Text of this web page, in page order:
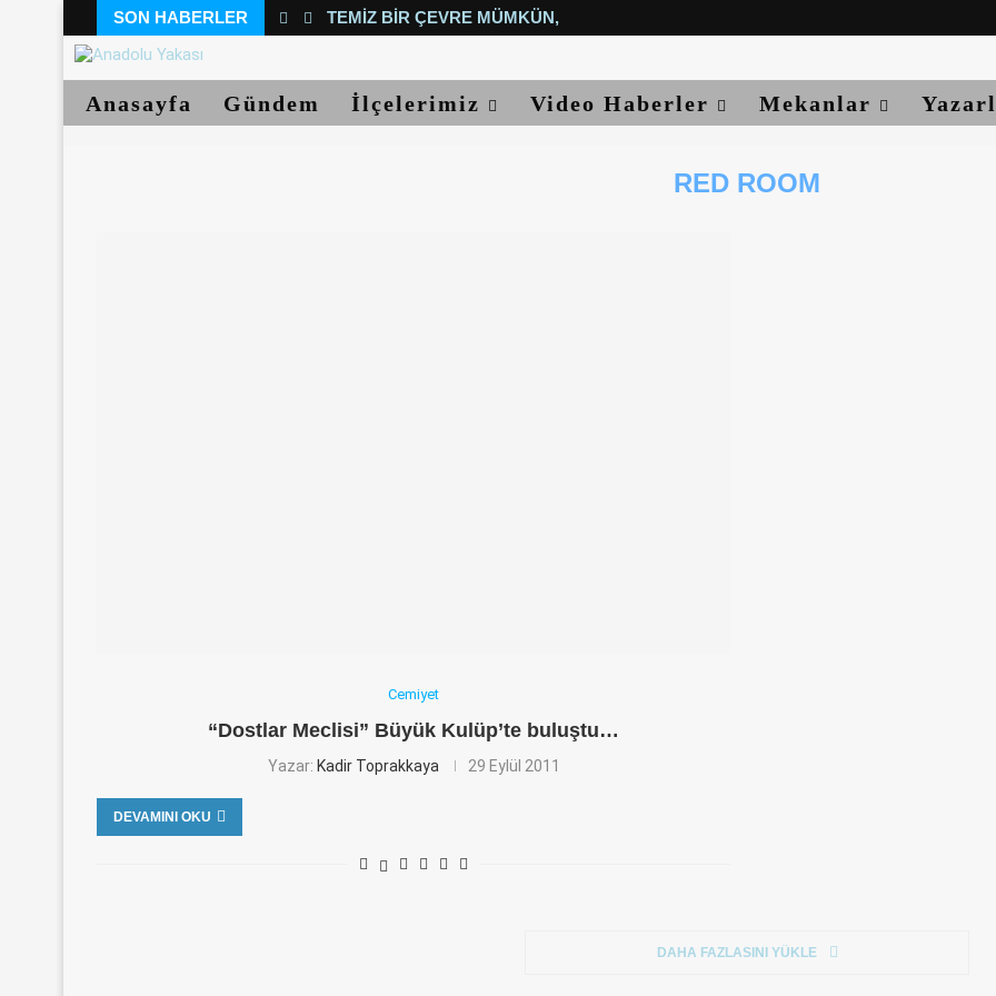
SON HABERLER TEMIZ BIR ÇEVRE MÜMKÜN, YETER...
Anasayfa Gündem İlçelerimiz Video Haberler Mekanlar
RED ROOM
Cemiyet
“Dostlar Meclisi” Büyük Kulüp’te buluştu…
Yazar: Kadir Toprakkaya 29 Eylül 2011
DEVAMINI OKU
DAHA FAZLASINI YÜKLE